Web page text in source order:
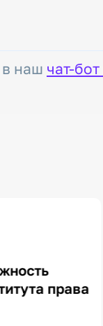
в наш чат-
права